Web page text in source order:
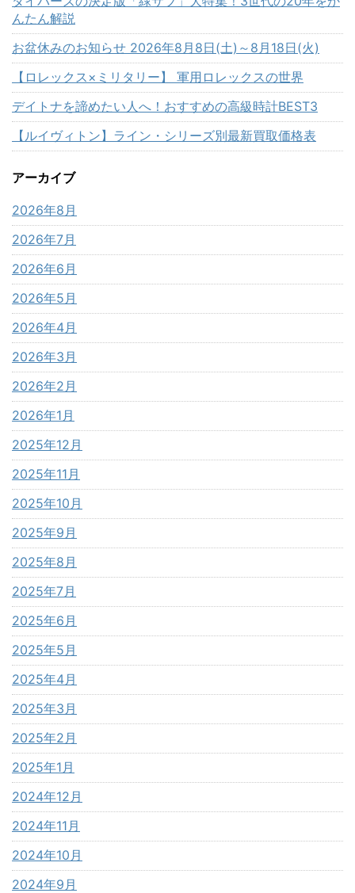
んたん解説
お盆休みのお知らせ 2026年8月8日(土)～8月18日(火)
【ロレックス×ミリタリー】 軍用ロレックスの世界
デイトナを諦めたい人へ！おすすめの高級時計BEST3
【ルイヴィトン】ライン・シリーズ別最新買取価格表
アーカイブ
2026年8月
2026年7月
2026年6月
2026年5月
2026年4月
2026年3月
2026年2月
2026年1月
2025年12月
2025年11月
2025年10月
2025年9月
2025年8月
2025年7月
2025年6月
2025年5月
2025年4月
2025年3月
2025年2月
2025年1月
2024年12月
2024年11月
2024年10月
2024年9月